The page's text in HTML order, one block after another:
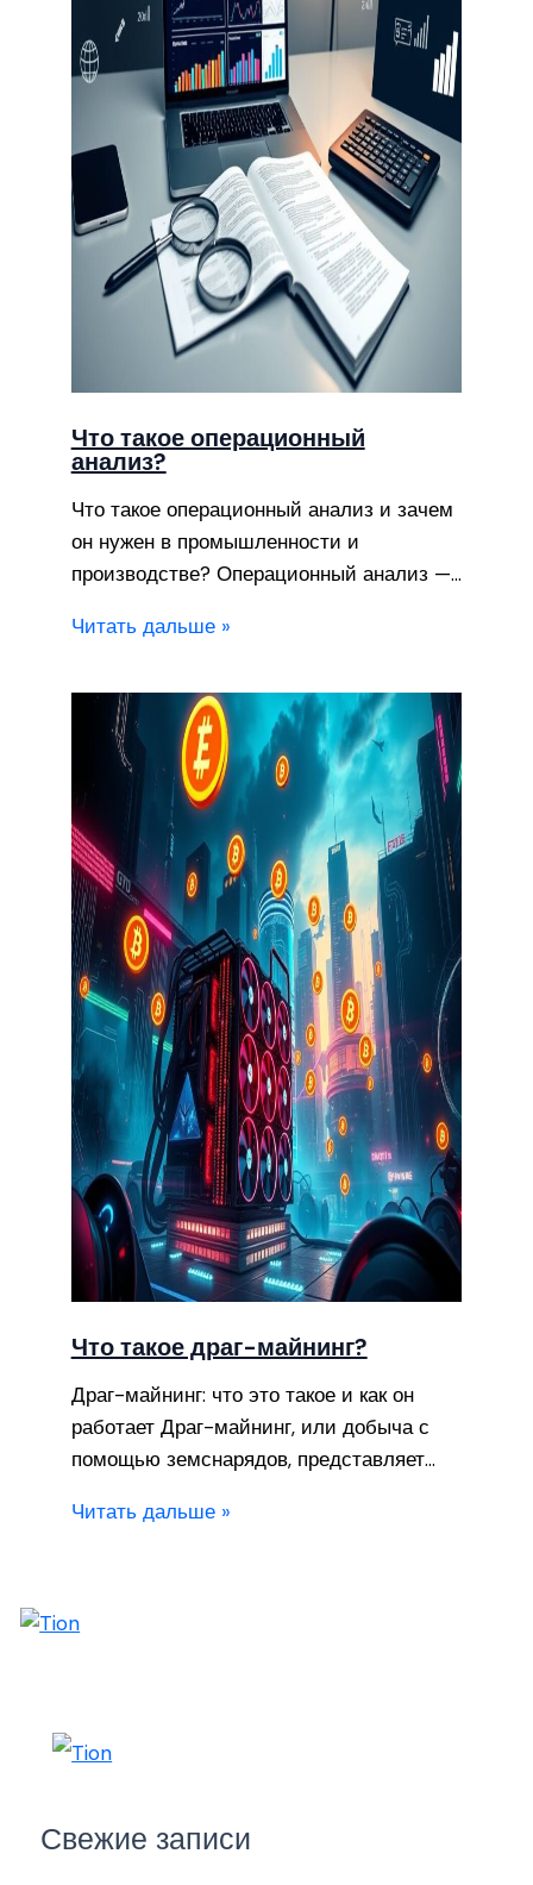
Что такое операционный
анализ?
Что такое операционный анализ и зачем
он нужен в промышленности и
производстве? Операционный анализ —…
Читать дальше »
Что такое драг-майнинг?
Драг-майнинг: что это такое и как он
работает Драг-майнинг, или добыча с
помощью земснарядов, представляет…
Читать дальше »
Свежие записи